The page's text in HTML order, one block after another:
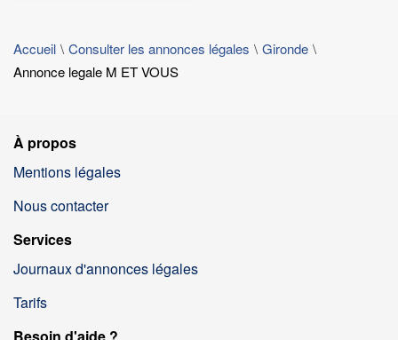
Accueil Consulter les annonces légales
Gironde
Annonce legale M ET VOUS
À propos
Mentions légales
Nous contacter
Services
Journaux d'annonces légales
Tarifs